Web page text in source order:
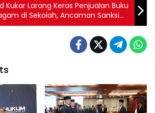
Kukar Larang Keras Penjualan Buku
di Sekolah, Ancaman Sanksi